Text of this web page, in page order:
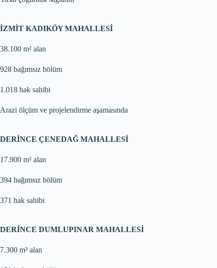
İZMİT KADIKÖY MAHALLESİ
38.100 m² alan
928 bağımsız bölüm
1.018 hak sahibi
Arazi ölçüm ve projelendirme aşamasında
DERİNCE ÇENEDAĞ MAHALLESİ
17.900 m² alan
394 bağımsız bölüm
371 hak sahibi
DERİNCE DUMLUPINAR MAHALLESİ
7.300 m² alan